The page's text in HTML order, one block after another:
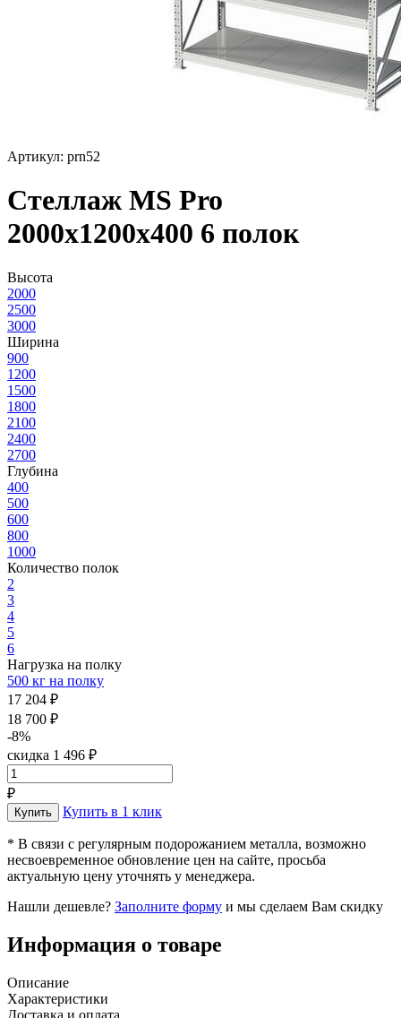
Артикул: prn52
Стеллаж MS Pro
2000х1200x400 6 полок
Высота
2000
2500
3000
Ширина
900
1200
1500
1800
2100
2400
2700
Глубина
400
500
600
800
1000
Количество полок
2
3
4
5
6
Нагрузка на полку
500 кг на полку
17 204 ₽
18 700 ₽
-8%
скидка 1 496 ₽
₽
Купить в 1 клик
* В связи с регулярным подорожанием металла, возможно
несвоевременное обновление цен на сайте, просьба
актуальную цену уточнять у менеджера.
Нашли дешевле? Заполните форму и мы сделаем Вам скидку
Информация о товаре
Описание
Характеристики
Доставка и оплата